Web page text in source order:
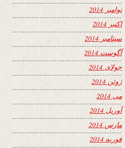
نوامبر 2014
اکتبر 2014
سپتامبر 2014
آگوست 2014
جولای 2014
ژوئن 2014
می 2014
آوریل 2014
مارس 2014
فوریه 2014